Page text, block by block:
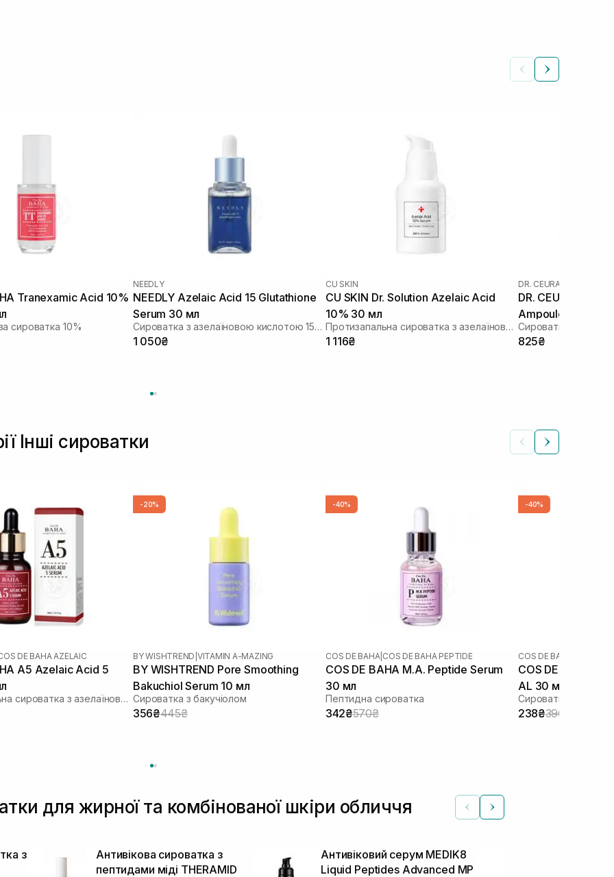
Tranexamic Acid 10%
сироватка 10%
NEEDLY
NEEDLY Azelaic Acid 15 Glutathione
Serum 30 мл
Сироватка з азелаїновою кислотою 15% та глутатіоном
1 050₴
CU SKIN
CU SKIN Dr. Solution Azelaic Acid
10% 30 мл
Протизапальна сироватка з азелаїновою кислотою
1 116₴
DR. CEURACLE
DR. CEURACLE
Ampoule 30 мл
825₴
Інші сироватки
DE BAHA AZELAIC
A5 Azelaic Acid 5
Протизапальна сироватка з азелаїновою кислотою
-20%
BY WISHTREND VITAMIN A-MAZING
BY WISHTREND Pore Smoothing
Bakuchiol Serum 10 мл
Сироватка з бакучіолом
356₴445₴
-40%
COS DE BAHA COS DE BAHA PEPTIDE
COS DE BAHA M.A. Peptide Serum
30 мл
Пептидна сироватка
342₴570₴
-40%
COS DE BAHA
COS DE BAHA A-Arbutin 5% Licorice
AL 30 мл
238₴396₴
для жирної та комбінованої шкіри обличчя
з
Антивікова сироватка з
пептидами міді THERAMID
Антивіковий серум MEDIK8
Liquid Peptides Advanced MP